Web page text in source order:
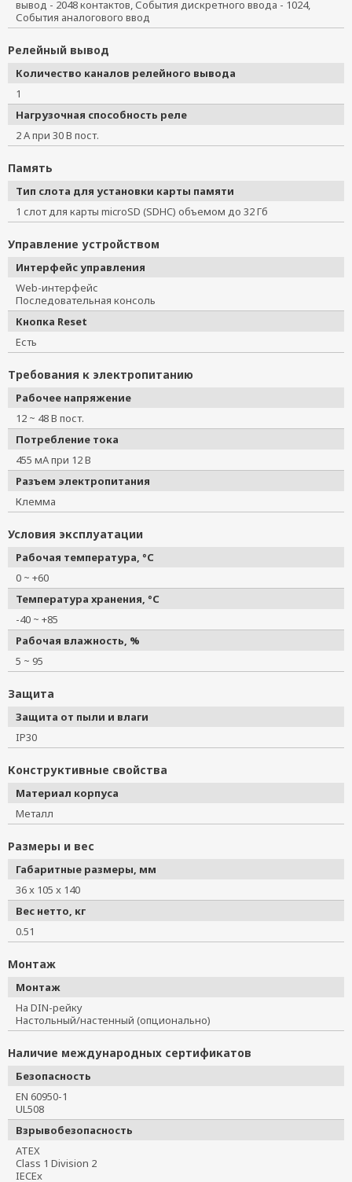
вывод - 2048 контактов, События дискретного ввода - 1024,
События аналогового ввод
Релейный вывод
Количество каналов релейного вывода
1
Нагрузочная способность реле
2 А при 30 В пост.
Память
Тип слота для установки карты памяти
1 слот для карты microSD (SDHC) объемом до 32 Гб
Управление устройством
Интерфейс управления
Web-интерфейс
Последовательная консоль
Кнопка Reset
Есть
Требования к электропитанию
Рабочее напряжение
12 ~ 48 В пост.
Потребление тока
455 мА при 12 В
Разъем электропитания
Клемма
Условия эксплуатации
Рабочая температура, °C
0 ~ +60
Температура хранения, °C
-40 ~ +85
Рабочая влажность, %
5 ~ 95
Защита
Защита от пыли и влаги
IP30
Конструктивные свойства
Материал корпуса
Металл
Размеры и вес
Габаритные размеры, мм
36 x 105 x 140
Вес нетто, кг
0.51
Монтаж
Монтаж
На DIN-рейку
Настольный/настенный (опционально)
Наличие международных сертификатов
Безопасность
EN 60950-1
UL508
Взрывобезопасность
ATEX
Class 1 Division 2
IECEx